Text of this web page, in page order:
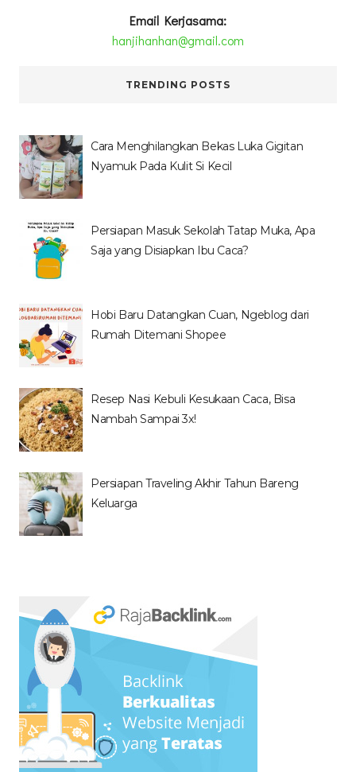
Email Kerjasama:
hanjihanhan@gmail.com
TRENDING POSTS
Cara Menghilangkan Bekas Luka Gigitan
Nyamuk Pada Kulit Si Kecil
Persiapan Masuk Sekolah Tatap Muka, Apa
Saja yang Disiapkan Ibu Caca?
Hobi Baru Datangkan Cuan, Ngeblog dari
Rumah Ditemani Shopee
Resep Nasi Kebuli Kesukaan Caca, Bisa
Nambah Sampai 3x!
Persiapan Traveling Akhir Tahun Bareng
Keluarga